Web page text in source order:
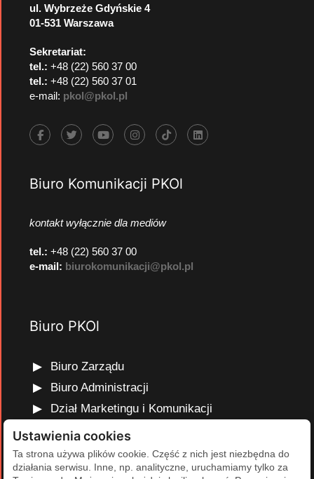
ul. Wybrzeże Gdyńskie 4
01-531 Warszawa
Sekretariat:
tel.: +48 (22) 560 37 00
tel.: +48 (22) 560 37 01
e-mail: pkol@pkol.pl
Biuro Komunikacji PKOl
kontakt wyłącznie dla mediów
tel.: +48 (22) 560 37 00
e-mail: biurokomunikacji@pkol.pl
Biuro PKOl
Biuro Zarządu
Biuro Administracji
Dział Marketingu i Komunikacji
Dział Edukacji Olimpijskiej
Dział Finansów i Kadr
Dział Projektów Olimpijskich
Ustawienia cookies
Ta strona używa plików cookie. Część z nich jest niezbędna do
działania serwisu. Inne, np. analityczne, uruchamiamy tylko za